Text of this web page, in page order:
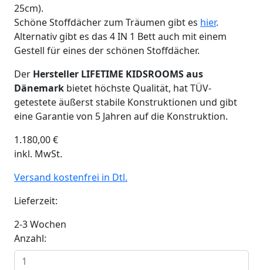
25cm).
Schöne Stoffdächer zum Träumen gibt es hier.
Alternativ gibt es das 4 IN 1 Bett auch mit einem
Gestell für eines der schönen Stoffdächer.
Der Hersteller LIFETIME KIDSROOMS aus
Dänemark bietet höchste Qualität, hat TÜV-
getestete äußerst stabile Konstruktionen und gibt
eine Garantie von 5 Jahren auf die Konstruktion.
1.180,00€
inkl. MwSt.
Versand kostenfrei in Dtl.
Lieferzeit:
2-3 Wochen
Anzahl: